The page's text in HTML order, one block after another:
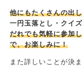
他にもたくさんの出
一円玉落とし・クイ
だれでも気軽に参加
で、お楽しみに！
また詳しいことが決